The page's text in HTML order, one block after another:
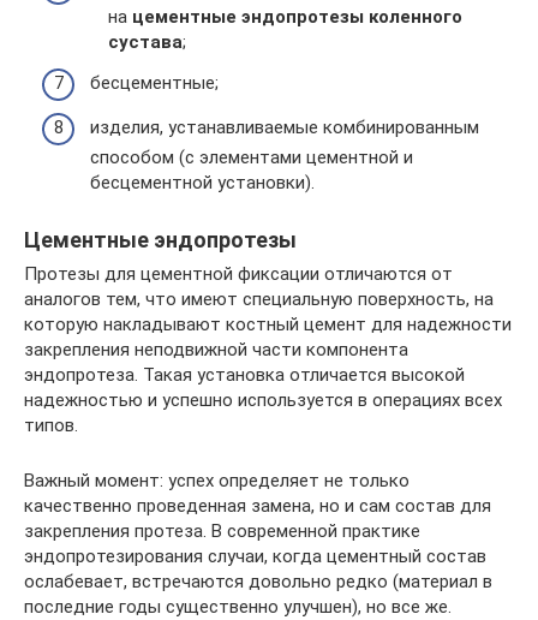
на цементные эндопротезы коленного
сустава;
бесцементные;
изделия, устанавливаемые комбинированным
способом (с элементами цементной и
бесцементной установки).
Цементные эндопротезы
Протезы для цементной фиксации отличаются от
аналогов тем, что имеют специальную поверхность, на
которую накладывают костный цемент для надежности
закрепления неподвижной части компонента
эндопротеза. Такая установка отличается высокой
надежностью и успешно используется в операциях всех
типов.
Важный момент: успех определяет не только
качественно проведенная замена, но и сам состав для
закрепления протеза. В современной практике
эндопротезирования случаи, когда цементный состав
ослабевает, встречаются довольно редко (материал в
последние годы существенно улучшен), но все же.